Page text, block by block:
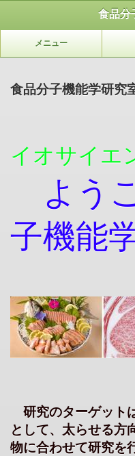
食品分
メニュー
食品分子機能学研究
イオサイエ
よう
子機能
研究のターゲット
として、太らせる方
物に合わせて研究を